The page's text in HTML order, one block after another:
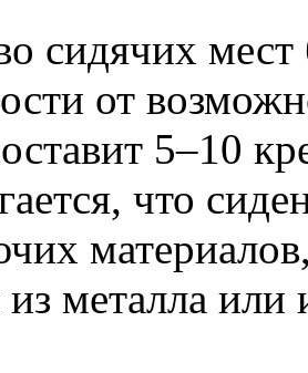
сидячих мест
от
5–10
что
металла или